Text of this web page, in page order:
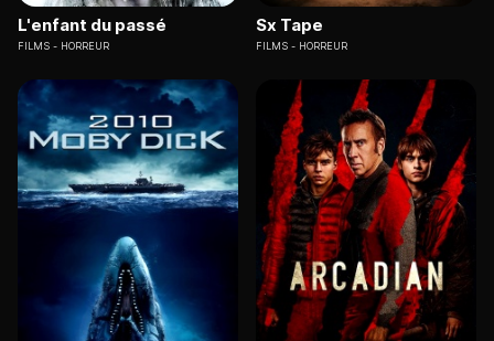
L'enfant du passé
FILMS HORREUR
Sx Tape
FILMS HORREUR